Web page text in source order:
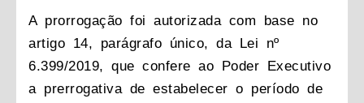
A prorrogação foi autorizada com base no
artigo 14, parágrafo único, da Lei nº
6.399/2019, que confere ao Poder Executivo
a prerrogativa de estabelecer o período de